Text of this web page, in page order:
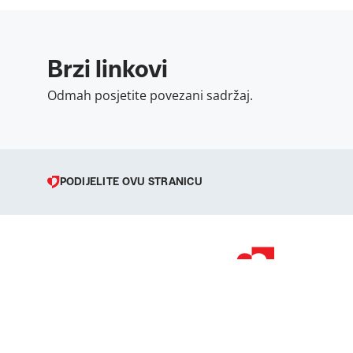
Brzi linkovi
Odmah posjetite povezani sadržaj.
PODIJELITE OVU STRANICU